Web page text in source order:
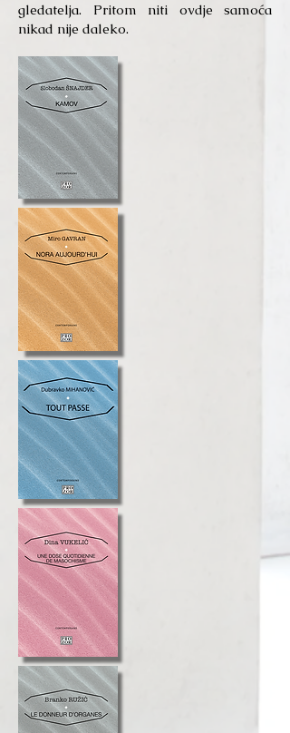
gledatelja. Pritom niti ovdje samoća
nikad nije daleko.